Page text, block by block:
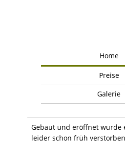
Home
Preise
Galerie
Gebaut und eröffnet wurde
leider schon früh